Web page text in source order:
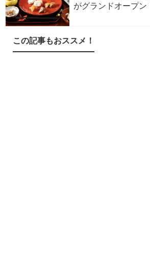
がグランドオープン
この記事もおススメ！